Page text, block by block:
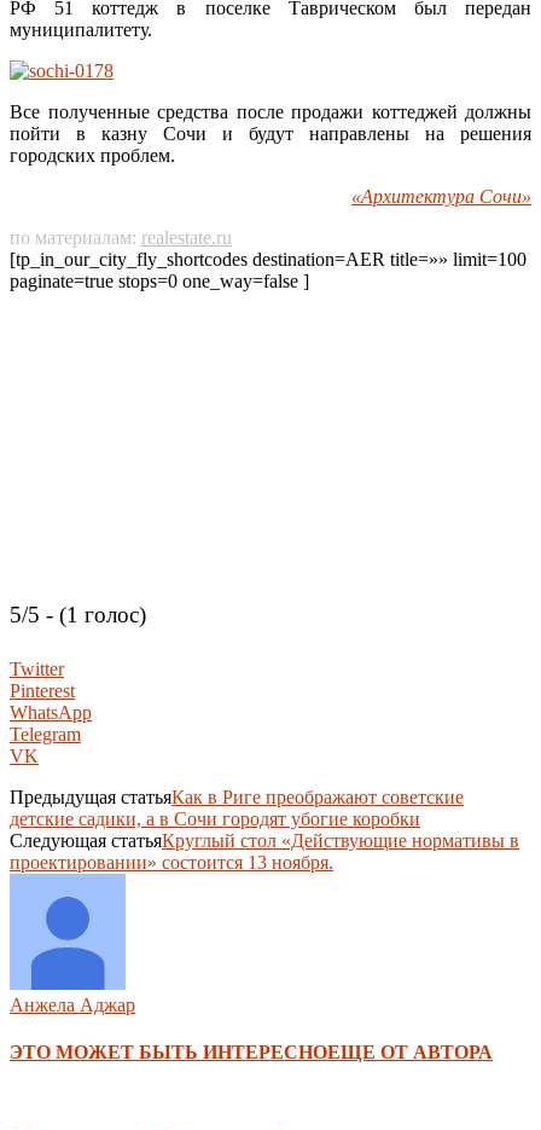
РФ 51 коттедж в поселке Таврическом был передан
муниципалитету.
Все полученные средства после продажи коттеджей должны
пойти в казну Сочи и будут направлены на решения
городских проблем.
«Архитектура Сочи»
по материалам: realestate.ru
[tp_in_our_city_fly_shortcodes destination=AER title=»» limit=100
paginate=true stops=0 one_way=false ]
5/5 - (1 голос)
Twitter
Pinterest
WhatsApp
Telegram
VK
Предыдущая статьяКак в Риге преображают советские
детские садики, а в Сочи городят убогие коробки
Следующая статьяКруглый стол «Действующие нормативы в
проектировании» состоится 13 ноября.
Анжела Аджар
ЭТО МОЖЕТ БЫТЬ ИНТЕРЕСНОЕЩЕ ОТ АВТОРА